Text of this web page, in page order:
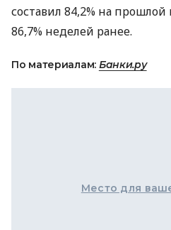
составил 84,2% на
86,7% неделей ранее.
По материалам: Банки.ру
Место для